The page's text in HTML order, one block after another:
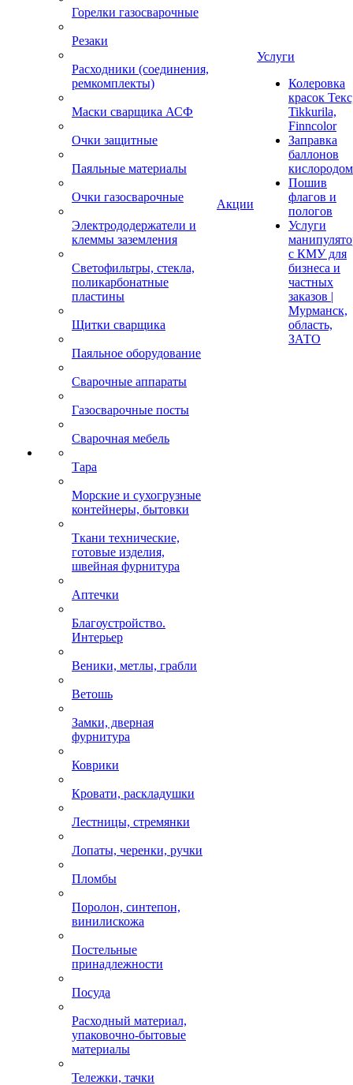
Горелки газосварочные
Резаки
Расходники (соединения,
ремкомплекты)
Маски сварщика АСФ
Очки защитные
Паяльные материалы
Очки газосварочные
Электрододержатели и
клеммы заземления
Светофильтры, стекла,
поликарбонатные
пластины
Щитки сварщика
Паяльное оборудование
Сварочные аппараты
Газосварочные посты
Сварочная мебель
Тара
Морские и сухогрузные
контейнеры, бытовки
Ткани технические,
готовые изделия,
швейная фурнитура
Аптечки
Благоустройство.
Интерьер
Веники, метлы, грабли
Ветошь
Замки, дверная
фурнитура
Коврики
Кровати, раскладушки
Лестницы, стремянки
Лопаты, черенки, ручки
Пломбы
Поролон, синтепон,
винилискожа
Постельные
принадлежности
Посуда
Расходный материал,
упаковочно-бытовые
материалы
Тележки, тачки
Акции
Услуги
Колеровка
красок
Tikkurila,
Finncolor
Заправка
баллонов
кислородом
Пошив
флагов и
пологов
Услуги
с КМУ для
бизнеса и
частных
заказов |
Мурманск,
область,
ЗАТО